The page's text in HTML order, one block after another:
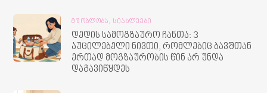
ᲛᲨᲝᲑᲚᲝᲑᲐ, ᲡᲘᲐᲮᲚᲔᲔᲑᲘ
დედის სამოგზაურო ჩანთა: 3
აუცილებელი ნივთი, რომლებიც ბავშთან
ერთად მოგზაურობის წინ არ უნდა
დაგავიწყდეს